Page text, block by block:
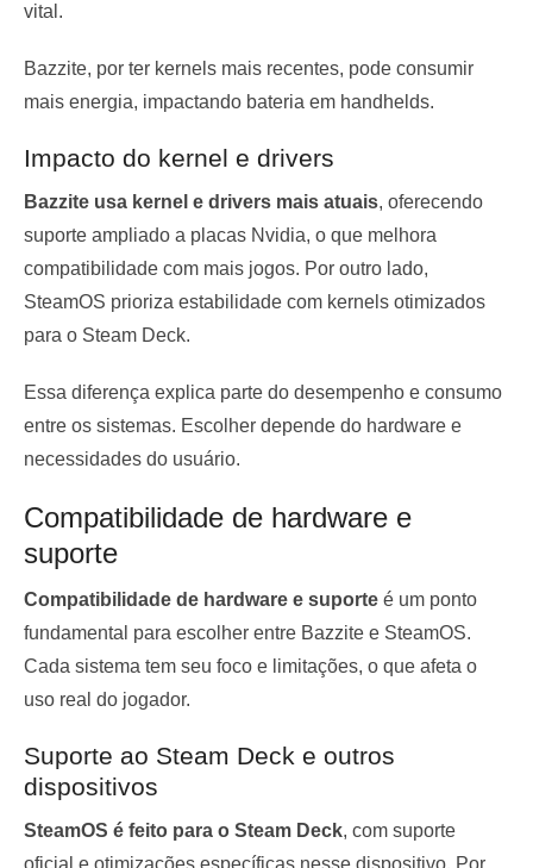
vital.
Bazzite, por ter kernels mais recentes, pode consumir
mais energia, impactando bateria em handhelds.
Impacto do kernel e drivers
Bazzite usa kernel e drivers mais atuais, oferecendo
suporte ampliado a placas Nvidia, o que melhora
compatibilidade com mais jogos. Por outro lado,
SteamOS prioriza estabilidade com kernels otimizados
para o Steam Deck.
Essa diferença explica parte do desempenho e consumo
entre os sistemas. Escolher depende do hardware e
necessidades do usuário.
Compatibilidade de hardware e
suporte
Compatibilidade de hardware e suporte é um ponto
fundamental para escolher entre Bazzite e SteamOS.
Cada sistema tem seu foco e limitações, o que afeta o
uso real do jogador.
Suporte ao Steam Deck e outros
dispositivos
SteamOS é feito para o Steam Deck, com suporte